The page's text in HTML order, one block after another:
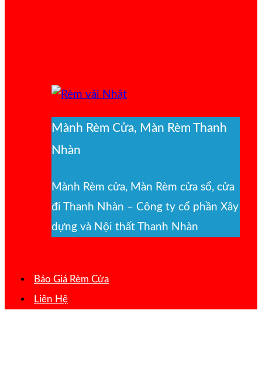
Mành Rèm Cửa, Màn Rèm Thanh
Nhàn
Mành Rèm cửa, Màn Rèm cửa sổ, cửa
đi Thanh Nhàn – Công ty cổ phần Xây
dựng và Nội thất Thanh Nhàn
Báo Giá Rèm Cửa
Liên Hệ